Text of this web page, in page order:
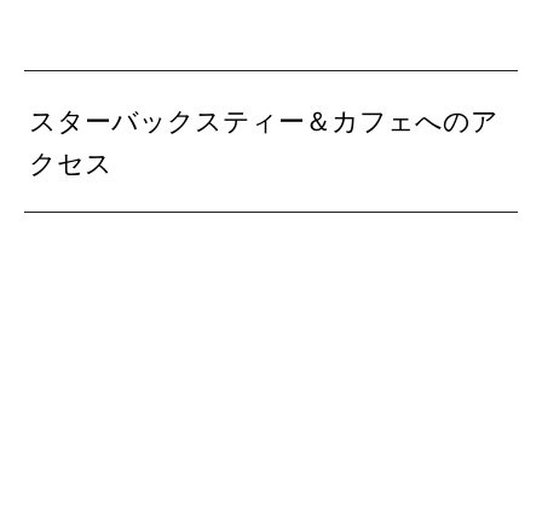
スターバックスティー＆カフェへのア
クセス